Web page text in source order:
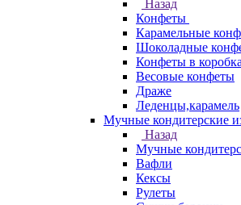
Назад
Конфеты
Карамельные
Шоколадные
Конфеты в
Весовые конфеты
Драже
Леденцы,карамель
Мучные кондитерские
Назад
Мучные
Вафли
Кексы
Рулеты